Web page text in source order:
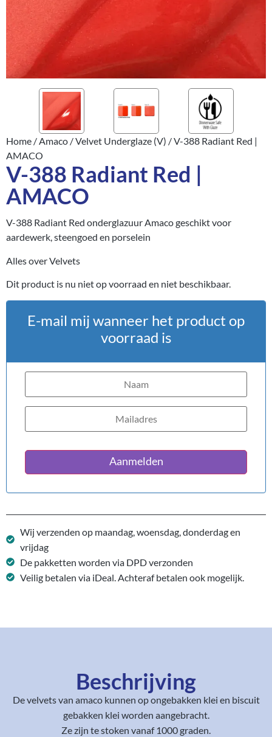
Home /Amaco /Velvet Underglaze (V) / V-388 Radiant Red |
AMACO
V-388 Radiant Red |
AMACO
V-388 Radiant Red onderglazuur Amaco geschikt voor
aardewerk, steengoed en porselein
Alles over Velvets
Dit product is nu niet op voorraad en niet beschikbaar.
E-mail mij wanneer het product op
voorraad is
Aanmelden
Wij verzenden op maandag, woensdag, donderdag en
vrijdag
De pakketten worden via DPD verzonden
Veilig betalen via iDeal. Achteraf betalen ook mogelijk.
Beschrijving
De velvets van amaco kunnen op ongebakken klei en biscuit
gebakken klei worden aangebracht.
Ze zijn te stoken vanaf 1000 graden.